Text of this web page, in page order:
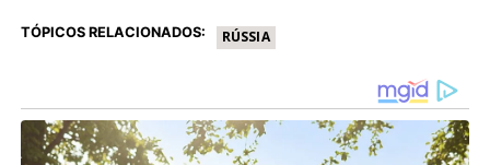
TÓPICOS RELACIONADOS: RÚSSIA